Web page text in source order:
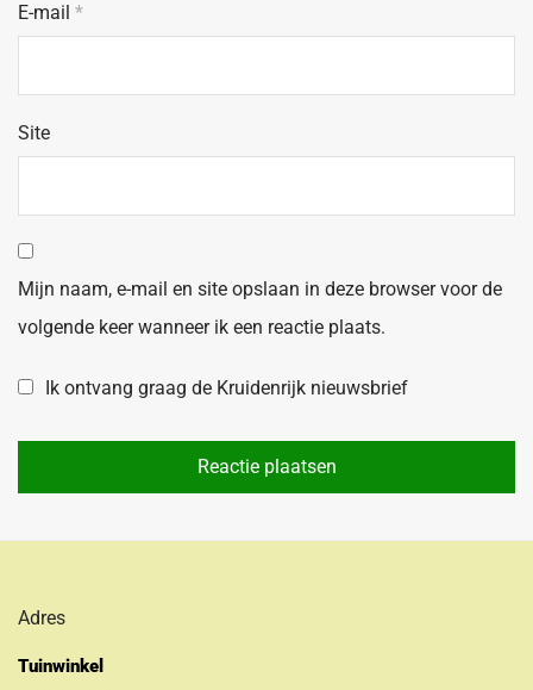
E-mail *
Site
Mijn naam, e-mail en site opslaan in deze browser voor de
volgende keer wanneer ik een reactie plaats.
Ik ontvang graag de Kruidenrijk nieuwsbrief
Adres
Tuinwinkel